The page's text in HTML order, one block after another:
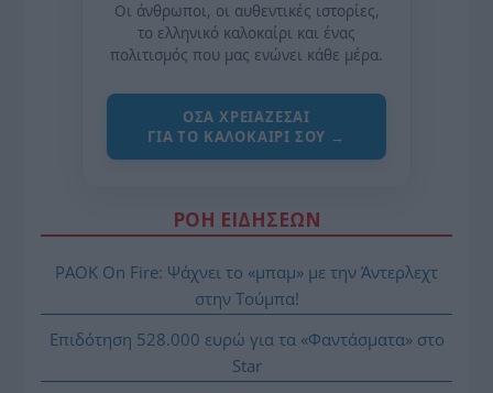
Οι άνθρωποι, οι αυθεντικές ιστορίες,
το ελληνικό καλοκαίρι και ένας
πολιτισμός που μας ενώνει κάθε μέρα.
ΌΣΑ ΧΡΕΙΆΖΕΣΑΙ
ΓΙΑ ΤΟ ΚΑΛΟΚΑΊΡΙ ΣΟΥ →
ΡΟΗ ΕΙΔΗΣΕΩΝ
PAOK On Fire: Ψάχνει το «μπαμ» με την Άντερλεχτ
στην Τούμπα!
Επιδότηση 528.000 ευρώ για τα «Φαντάσματα» στο
Star